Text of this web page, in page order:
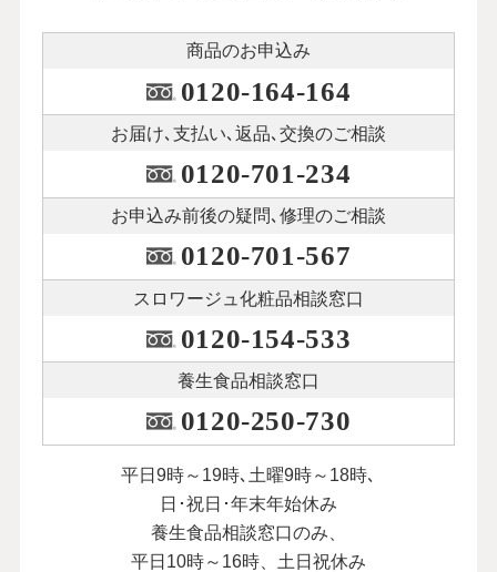
商品のお申込み
0120-164-164
お届け､支払い､ 返品､交換のご相談
0120-701-234
お申込み前後の疑問､修理のご相談
0120-701-567
スロワージュ化粧品相談窓口
0120-154-533
養生食品相談窓口
0120-250-730
平日9時～19時､土曜9時～18時､
日･祝日･年末年始休み
養生食品相談窓口のみ、
平日10時～16時、土日祝休み